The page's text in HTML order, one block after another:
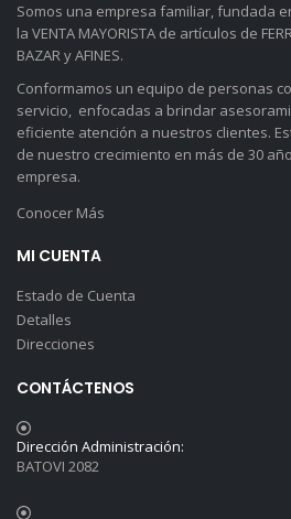
Somos una empresa familiar, fundada
la VENTA MAYORISTA de artículos de
BAZAR y AFINES.
Conformamos un equipo de personas
servicio, enfocadas a brindar
eficiente atención a nuestros clientes.
de nuestro crecimiento en más de 30
empresa.
Conocer Más
MI CUENTA
Estado de Cuenta
Detalles
Direcciones
CONTÁCTENOS
Dirección Administración:
BATOVI 2082